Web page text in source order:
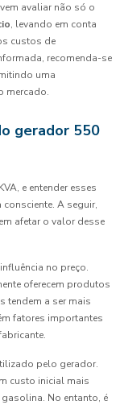
avaliar não só o
, levando em conta
custos de
recomenda-se
uma
mercado.
gerador 550
e entender esses
A seguir,
afetar o valor desse
no preço.
oferecem produtos
tendem a ser mais
fatores importantes
pelo gerador.
custo inicial mais
No entanto, é